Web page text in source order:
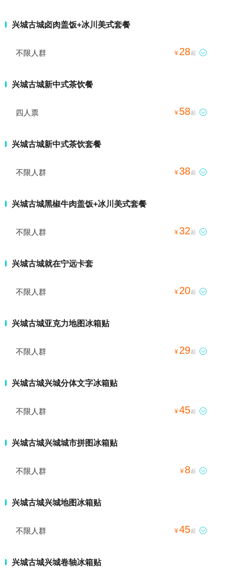
兴城古城卤肉盖饭+冰川美式套餐
不限人群 ¥ 28起 
兴城古城新中式茶饮餐
四人票 ¥ 58起 
兴城古城新中式茶饮套餐
不限人群 ¥38起 
兴城古城黑椒牛肉盖饭+冰川美式套餐
不限人群 ¥32 起 
兴城古城就在宁远卡套
不限人群 ¥ 20起 
兴城古城亚克力地图冰箱贴
不限人群 ¥ 29起 
兴城古城兴城分体文字冰箱贴
不限人群 ¥45起 
兴城古城兴城城市拼图冰箱贴
不限人群 ¥ 8起 
兴城古城兴城地图冰箱贴
不限人群 ¥45起 
兴城古城兴城卷轴冰箱贴